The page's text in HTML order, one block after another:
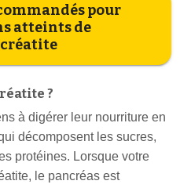
pour
atteints de
?
à digérer leur nourriture en
décomposent les sucres,
protéines. Lorsque votre
le pancréas est